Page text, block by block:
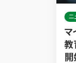
ニ
マ
教
開